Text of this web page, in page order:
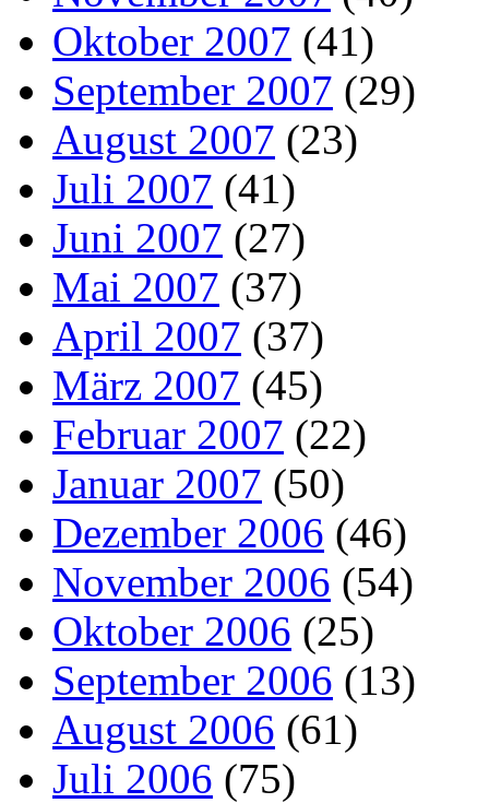
Oktober 2007 (41)
September 2007 (29)
August 2007 (23)
Juli 2007 (41)
Juni 2007 (27)
Mai 2007 (37)
April 2007 (37)
März 2007 (45)
Februar 2007 (22)
Januar 2007 (50)
Dezember 2006 (46)
November 2006 (54)
Oktober 2006 (25)
September 2006 (13)
August 2006 (61)
Juli 2006 (75)